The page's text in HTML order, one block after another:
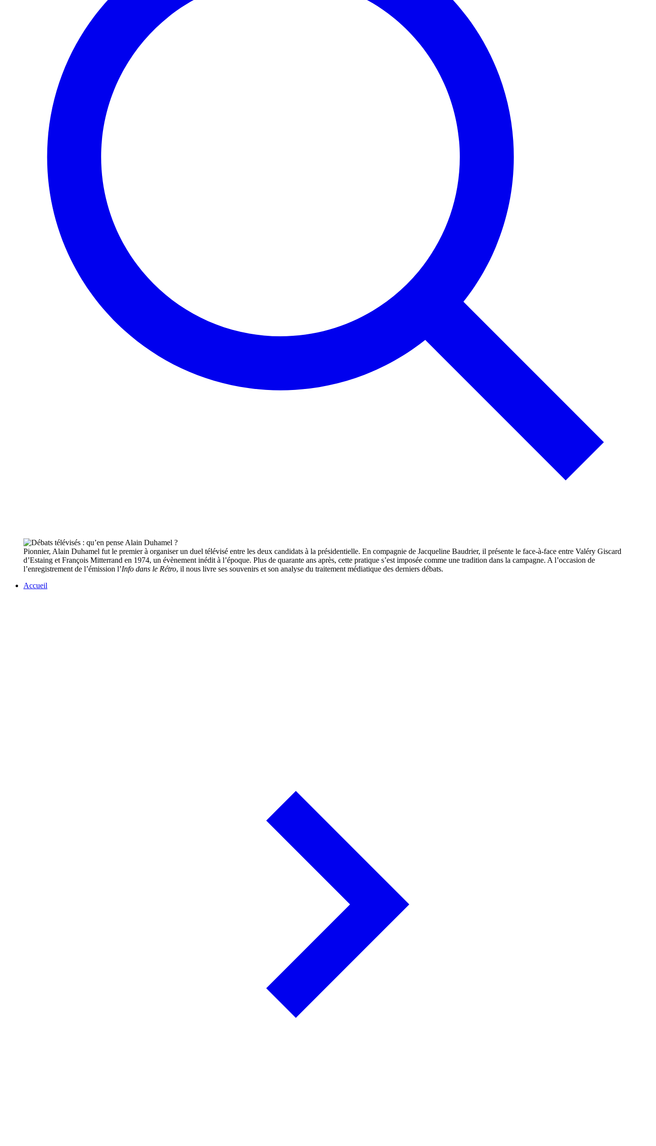
Pionnier, Alain Duhamel fut le premier à organiser un duel télévisé entre les deux candidats à la présidentielle. En compagnie de Jacqueline Baudrier, il présente le face-à-face entre Valéry Giscard
d’Estaing et François Mitterrand en 1974, un évènement inédit à l’époque. Plus de quarante ans après, cette pratique s’est imposée comme une tradition dans la campagne. A l’occasion de
l’enregistrement de l’émission l’Info dans le Rétro, il nous livre ses souvenirs et son analyse du traitement médiatique des derniers débats.
Accueil